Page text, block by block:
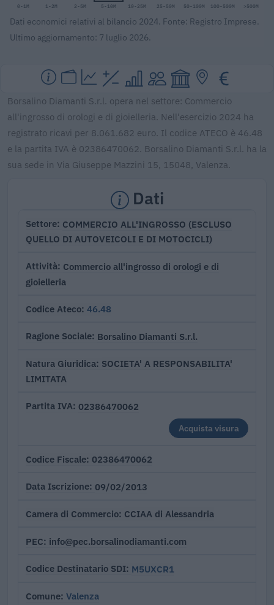
0-1M 1-2M 2-5M 5-10M 10-25M 25-50M 50-100M 100-500M >500M
Dati economici relativi al bilancio 2024. Fonte: Registro Imprese.
Ultimo aggiornamento: 7 luglio 2026.
Borsalino Diamanti S.r.l. opera nel settore: Commercio
all'ingrosso di orologi e di gioielleria. Nell'esercizio 2024 ha
registrato ricavi per 8.061.682 euro. Il codice ATECO è 46.48
e la partita IVA è 02386470062. Borsalino Diamanti S.r.l. ha la
sua sede in Via Giuseppe Mazzini 15, 15048, Valenza.
Dati
Settore COMMERCIO ALL'INGROSSO (ESCLUSO
QUELLO DI AUTOVEICOLI E DI MOTOCICLI)
Attività Commercio all'ingrosso di orologi e di
gioielleria
Codice Ateco 46.48
Ragione Sociale Borsalino Diamanti S.r.l.
Natura Giuridica SOCIETA' A RESPONSABILITA'
LIMITATA
Partita IVA 02386470062
Acquista visura
Codice Fiscale 02386470062
Data Iscrizione 09/02/2013
Camera di Commercio CCIAA di Alessandria
PEC info@pec.borsalinodiamanti.com
Codice Destinatario SDI M5UXCR1
Comune Valenza